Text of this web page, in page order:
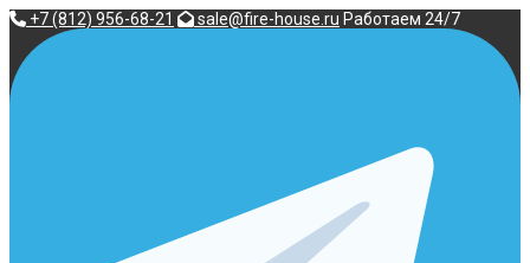
Перейти
содержимому
+7 (812) 956-68-21 sale@fire-house.ru Работаем 24/7